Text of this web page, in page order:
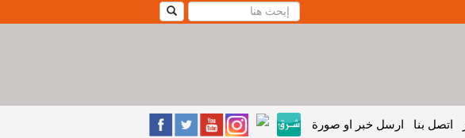
اتصل بنا ارسل خبر او صورة